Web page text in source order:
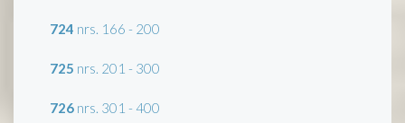
724 nrs. 166 - 200
725 nrs. 201 - 300
726 nrs. 301 - 400